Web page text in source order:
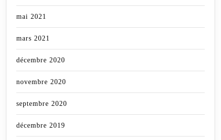
mai 2021
mars 2021
décembre 2020
novembre 2020
septembre 2020
décembre 2019